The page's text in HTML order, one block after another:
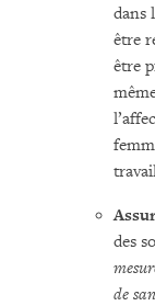
dans
être
être
des
de